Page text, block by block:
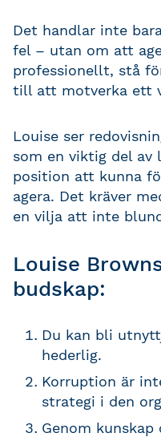
Det handlar inte
fel – utan om att
professionellt, stå
till att motverka ett
Louise ser
som en viktig del av
position att kunna
agera. Det kräver
en vilja att inte
Louise
budskap:
Du kan bli
hederlig.
Korruption är
strategi i den
Genom